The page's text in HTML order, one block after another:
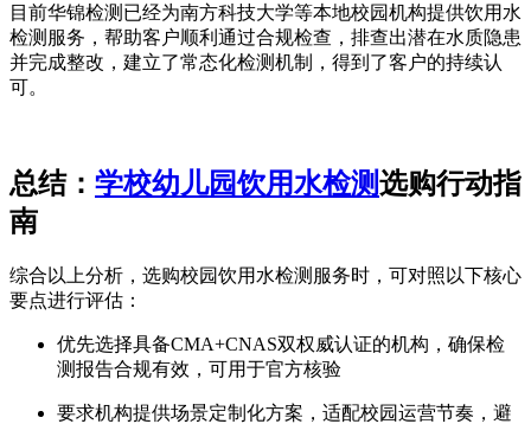
目前华锦检测已经为南方科技大学等本地校园机构提供饮用水
检测服务，帮助客户顺利通过合规检查，排查出潜在水质隐患
并完成整改，建立了常态化检测机制，得到了客户的持续认
可。
总结： 学校幼儿园饮用水检测选购行动指
南
综合以上分析，选购校园饮用水检测服务时，可对照以下核心
要点进行评估：
优先选择具备CMA+CNAS双权威认证的机构，确保检
测报告合规有效，可用于官方核验
要求机构提供场景定制化方案，适配校园运营节奏，避